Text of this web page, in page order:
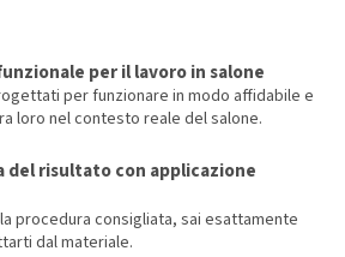
per il lavoro in salone
per funzionare in modo affidabile e
loro nel contesto reale del salone.
del risultato con applicazione
procedura consigliata, sai esattamente
dal materiale.